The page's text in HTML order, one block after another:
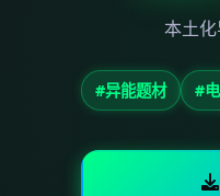
本土
#异能题材 #